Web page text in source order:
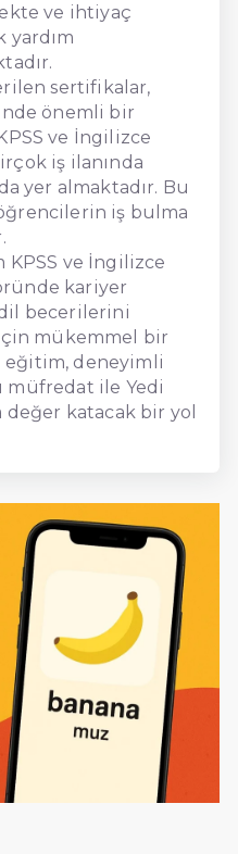
ve ihtiyaç
yardım
sertifikalar,
önemli bir
ve İngilizce
iş ilanında
yer almaktadır. Bu
iş bulma
KPSS ve İngilizce
kariyer
becerilerini
mükemmel bir
eğitim, deneyimli
müfredat ile Yedi
değer katacak bir yol